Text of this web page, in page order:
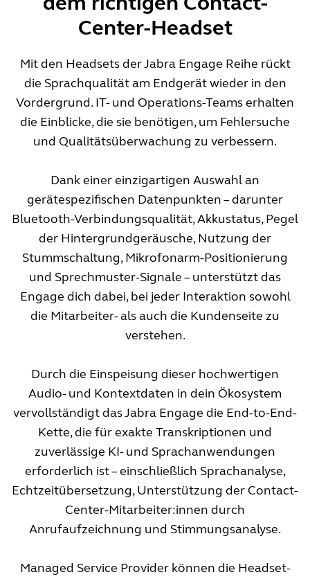
Center-Headset
Mit den Headsets der Jabra Engage Reihe rückt
die Sprachqualität am Endgerät wieder in den
Vordergrund. IT- und Operations-Teams erhalten
die Einblicke, die sie benötigen, um Fehlersuche
und Qualitätsüberwachung zu verbessern.
Dank einer einzigartigen Auswahl an
gerätespezifischen Datenpunkten – darunter
Bluetooth-Verbindungsqualität, Akkustatus, Pegel
der Hintergrundgeräusche, Nutzung der
Stummschaltung, Mikrofonarm-Positionierung
und Sprechmuster-Signale – unterstützt das
Engage dich dabei, bei jeder Interaktion sowohl
die Mitarbeiter- als auch die Kundenseite zu
verstehen.
Durch die Einspeisung dieser hochwertigen
Audio- und Kontextdaten in dein Ökosystem
vervollständigt das Jabra Engage die End-to-End-
Kette, die für exakte Transkriptionen und
zuverlässige KI- und Sprachanwendungen
erforderlich ist – einschließlich Sprachanalyse,
Echtzeitübersetzung, Unterstützung der Contact-
Center-Mitarbeiter:innen durch
Anrufaufzeichnung und Stimmungsanalyse.
Managed Service Provider können die Headset-